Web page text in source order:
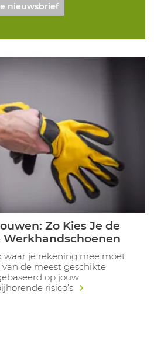
nieuwsbrief
Zo Kies Je de
Werkhandschoenen
waar je rekening mee moet
de meest geschikte
op jouw
risico’s.